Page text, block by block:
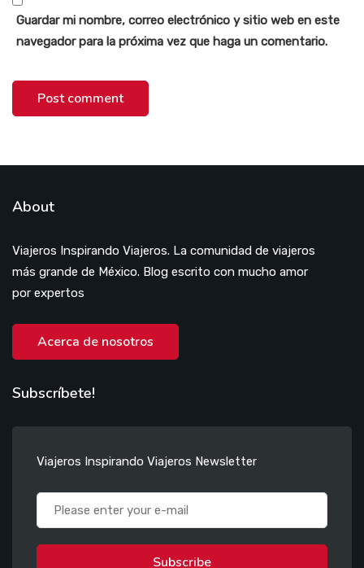
Guardar mi nombre, correo electrónico y sitio web en este
navegador para la próxima vez que haga un comentario.
About
Viajeros Inspirando Viajeros. La comunidad de viajeros
más grande de México. Blog escrito con mucho amor
por expertos
Acerca de nosotros
Subscríbete!
Viajeros Inspirando Viajeros Newsletter
Subscribe